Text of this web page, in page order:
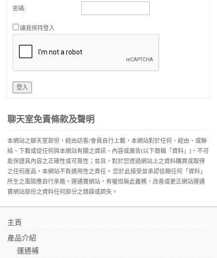
密碼:
讓我保持登入
登入
聊天室免責條款及聲明
本網站之聊天室部份，經由訪客/會員自行上載，本網站對於任何、經由、或聯
結、下載或從任何與本網站有關之資訊、內容或廣告(以下簡稱「資料」)，不可
能保證其內容之正確性或可靠性；並且，對於您透過網站上之資料購買或取得
之任何産品，本網站不負適用性之責任。 您於此接受並承認信賴任何「資料」
所生之風險應自行承擔。運通寶網站，有權但無此義務，改善或更正網站運通
寶網站部份之資料任何部分之錯誤或疏失。
主頁
產品介紹
運通補